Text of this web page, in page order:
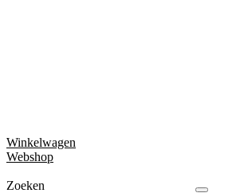
Winkelwagen
Webshop
Zoeken